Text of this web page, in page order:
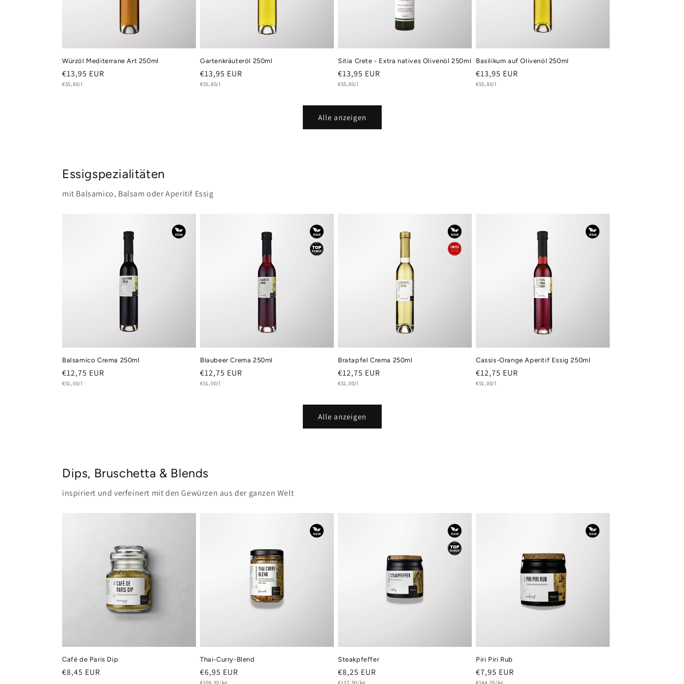
Würzöl Mediterrane Art 250ml
Normaler
Preis
€13,95 EUR
Grundpreis
€55,80/l
Gartenkräuteröl 250ml
Normaler
Preis
€13,95 EUR
Grundpreis
€55,80/l
Sitia Crete - Extra natives Olivenöl 250ml
Normaler
Preis
€13,95 EUR
Grundpreis
€55,80/l
Basilikum auf Olivenöl 250ml
Normaler
Preis
€13,95 EUR
Grundpreis
€55,80/l
Alle anzeigen
Essigspezialitäten
mit Balsamico, Balsam oder Aperitif Essig
Balsamico Crema 250ml
Normaler
Preis
€12,75 EUR
Grundpreis
€51,00/l
Blaubeer Crema 250ml
Normaler
Preis
€12,75 EUR
Grundpreis
€51,00/l
Bratapfel Crema 250ml
Normaler
Preis
€12,75 EUR
Grundpreis
€51,00/l
Cassis-Orange Aperitif Essig 250ml
Normaler
Preis
€12,75 EUR
Grundpreis
€51,00/l
Alle anzeigen
Dips, Bruschetta & Blends
inspiriert und verfeinert mit den Gewürzen aus der ganzen Welt
Café de Paris Dip
Normaler
€8,45 EUR
Thai-Curry-Blend
Normaler
€6,95 EUR
Grundpreis
€106,92/kg
Steakpfeffer
Normaler
€8,25 EUR
Grundpreis
€137,50/kg
Piri Piri Rub
Normaler
€7,95 EUR
Grundpreis
€144,55/kg